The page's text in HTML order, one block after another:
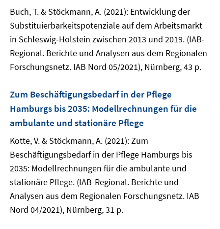
Buch, T. & Stöckmann, A. (2021): Entwicklung der
Substituierbarkeitspotenziale auf dem Arbeitsmarkt
in Schleswig-Holstein zwischen 2013 und 2019. (IAB-
Regional. Berichte und Analysen aus dem Regionalen
Forschungsnetz. IAB Nord 05/2021), Nürnberg, 43 p.
Zum Beschäftigungsbedarf in der Pflege
Hamburgs bis 2035: Modellrechnungen für die
ambulante und stationäre Pflege
Kotte, V. & Stöckmann, A. (2021): Zum
Beschäftigungsbedarf in der Pflege Hamburgs bis
2035: Modellrechnungen für die ambulante und
stationäre Pflege. (IAB-Regional. Berichte und
Analysen aus dem Regionalen Forschungsnetz. IAB
Nord 04/2021), Nürnberg, 31 p.